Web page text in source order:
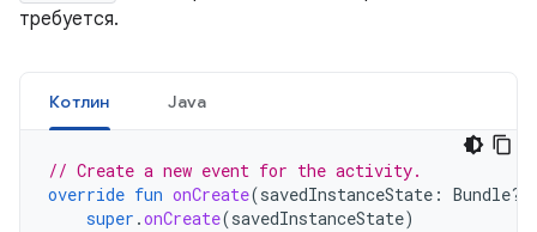
требуется.
Котлин Java
// Create a new event for the activity.
override fun onCreate(savedInstanceState : Bundle?)
super .onCreate(savedInstanceState)